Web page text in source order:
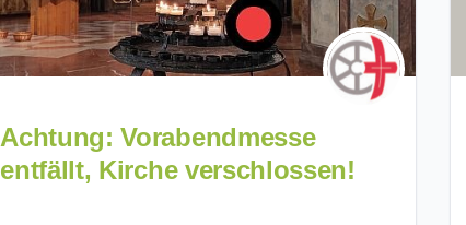
Achtung: Vorabendmesse
entfällt, Kirche verschlossen!